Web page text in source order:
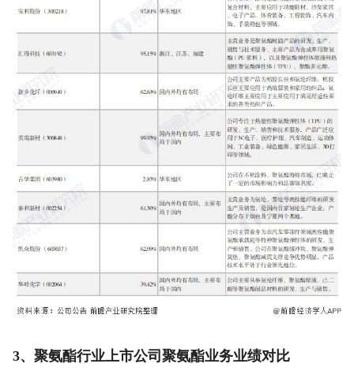
3、聚氨酯行业上市公司聚氨酯业务业绩对比